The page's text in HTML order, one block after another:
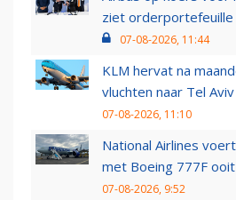
ziet
07-08-2026, 11:44
KLM hervat na
vluchten naar Tel Aviv
07-08-2026, 11:10
National Airlines
met Boeing 777F
07-08-2026, 9:52